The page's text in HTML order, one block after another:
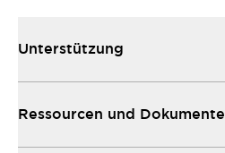
Unterstützung
Ressourcen und Dokumente